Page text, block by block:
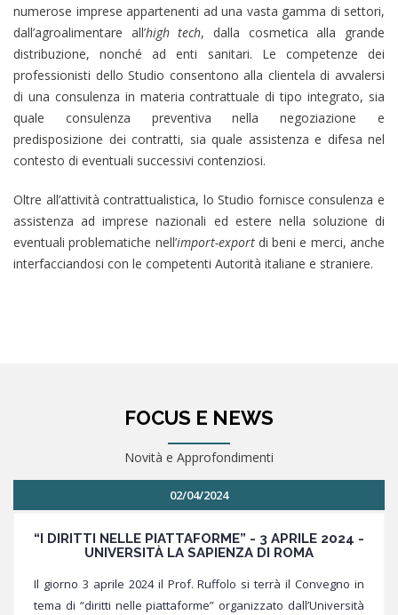
numerose imprese appartenenti ad una vasta gamma di settori,
dall’agroalimentare all’high tech, dalla cosmetica alla grande
distribuzione, nonché ad enti sanitari. Le competenze dei
professionisti dello Studio consentono alla clientela di avvalersi
di una consulenza in materia contrattuale di tipo integrato, sia
quale consulenza preventiva nella negoziazione e
predisposizione dei contratti, sia quale assistenza e difesa nel
contesto di eventuali successivi contenziosi.
Oltre all’attività contrattualistica, lo Studio fornisce consulenza e
assistenza ad imprese nazionali ed estere nella soluzione di
eventuali problematiche nell’import-exportdi beni e merci, anche
interfacciandosi con le competenti Autorità italiane e straniere.
FOCUS E NEWS
Novità e Approfondimenti
02/04/2024
“I DIRITTI NELLE PIATTAFORME” - 3 APRILE 2024 -
UNIVERSITÀ LA SAPIENZA DI ROMA
Il giorno 3 aprile 2024 il Prof. Ruffolo si terrà il Convegno in
tema di “diritti nelle piattaforme” organizzato dall’Università